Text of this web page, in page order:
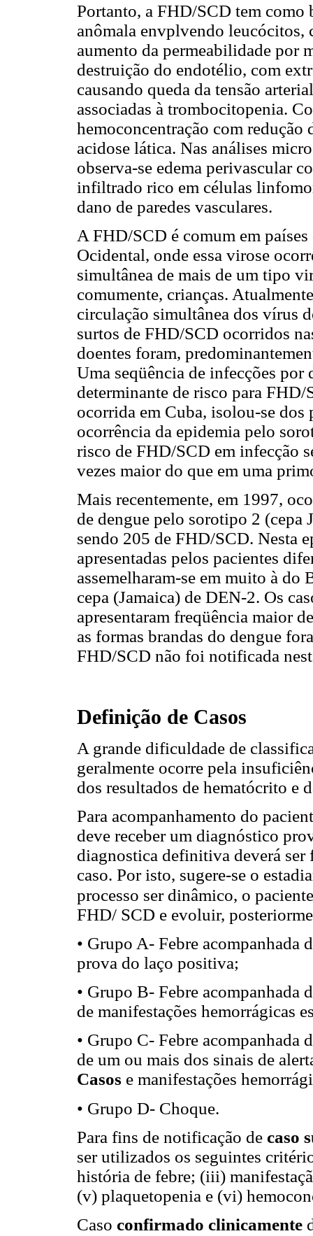
Portanto, a FHD/SCD tem como
anômala envplvendo leucócitos,
aumento da permeabilidade por
destruição do endotélio, com
causando queda da tensão
associadas à trombocitopenia.
hemoconcentração com
acidose lática. Nas análises
observa-se edema perivascular
infiltrado rico em células
dano de paredes vasculares.
A FHD/SCD é comum em
Ocidental, onde essa virose
simultânea de mais de um tipo
comumente, crianças.
circulação simultânea dos vírus
surtos de FHD/SCD ocorridos
doentes foram,
Uma seqüência de infecções
determinante de risco para
ocorrida em Cuba, isolou-se dos
ocorrência da epidemia pelo
risco de FHD/SCD em infecção
vezes maior do que em uma
Mais recentemente, em 1997,
de dengue pelo sorotipo 2 (cepa
sendo 205 de FHD/SCD. Nesta
apresentadas pelos pacientes
assemelharam-se em muito à do
cepa (Jamaica) de DEN-2. Os
apresentaram freqüência maior
as formas brandas do dengue
FHD/SCD não foi notificada
Definição de Casos
A grande dificuldade de
geralmente ocorre pela
dos resultados de hematócrito e
Para acompanhamento do
deve receber um diagnóstico
diagnostica definitiva deverá ser
caso. Por isto, sugere-se o
processo ser dinâmico, o paciente
FHD/ SCD e evoluir,
• Grupo A- Febre acompanhada
prova do laço positiva;
• Grupo B- Febre acompanhada
de manifestações hemorrágicas
• Grupo C- Febre acompanhada
de um ou mais dos sinais de
Casos e manifestações
• Grupo D- Choque.
Para fins de notificação de caso
ser utilizados os seguintes
história de febre; (iii)
(v) plaquetopenia e (vi)
Caso confirmado clinicamente